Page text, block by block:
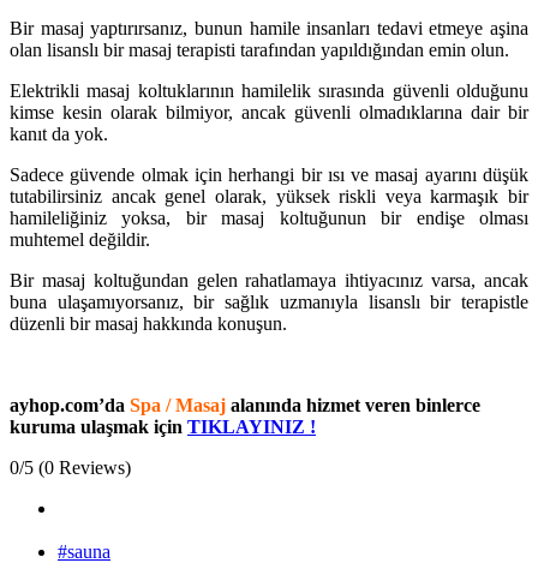
Bir masaj yaptırırsanız, bunun hamile insanları tedavi etmeye aşina
olan lisanslı bir masaj terapisti tarafından yapıldığından emin olun.
Elektrikli masaj koltuklarının hamilelik sırasında güvenli olduğunu
kimse kesin olarak bilmiyor, ancak güvenli olmadıklarına dair bir
kanıt da yok.
Sadece güvende olmak için herhangi bir ısı ve masaj ayarını düşük
tutabilirsiniz ancak genel olarak, yüksek riskli veya karmaşık bir
hamileliğiniz yoksa, bir masaj koltuğunun bir endişe olması
muhtemel değildir.
Bir masaj koltuğundan gelen rahatlamaya ihtiyacınız varsa, ancak
buna ulaşamıyorsanız, bir sağlık uzmanıyla lisanslı bir terapistle
düzenli bir masaj hakkında konuşun.
ayhop.com’da Spa / Masaj alanında hizmet veren binlerce
kuruma ulaşmak için TIKLAYINIZ !
0/5 (0 Reviews)
#sauna